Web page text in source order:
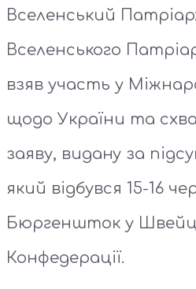
Вселенський
Вселенського
взяв участь у
щодо України та
заяву, видану за
який відбувся 15-16
Бюргеншток у
Конфедерації.